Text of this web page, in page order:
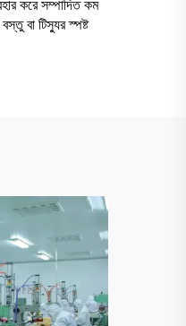
করে সম্পাদিত কম
বা টিস্যুর স্পষ্ট